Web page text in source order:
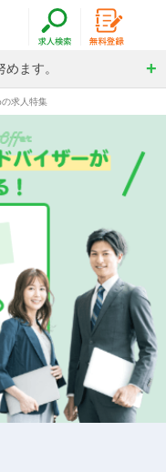
ます。
の求人特集